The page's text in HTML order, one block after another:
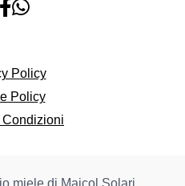
Policy
Policy
Condizioni
miele di Maicol Solari